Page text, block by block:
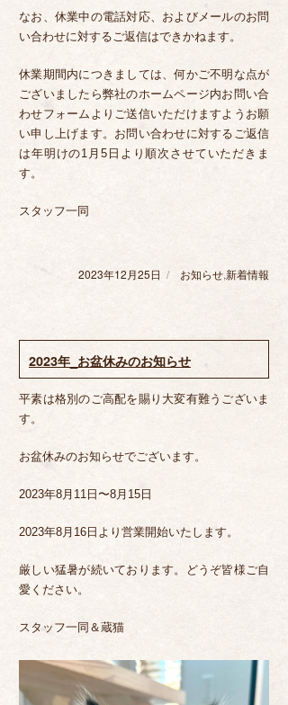
なお、休業中の電話対応、およびメールのお問
い合わせに対するご返信はできかねます。
休業期間内につきましては、何かご不明な点が
ございましたら弊社のホームページ内お問い合
わせフォームよりご送信いただけますようお願
い申し上げます。お問い合わせに対するご返信
は年明けの1月5日より順次させていただきま
す。
スタッフ一同
投
2023年12月25日
カ
ー
お知らせ,新着情報
2023年_お盆休みのお知らせ
平素は格別のご高配を賜り大変有難うございま
す。
お盆休みのお知らせでございます。
2023年8月11日〜8月15日
2023年8月16日より営業開始いたします。
厳しい猛暑が続いております。どうぞ皆様ご自
愛ください。
スタッフ一同＆蔵猫